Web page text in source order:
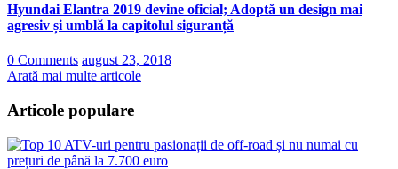
Hyundai Elantra 2019 devine oficial; Adoptă un design mai
agresiv și umblă la capitolul siguranță
0 Comments august 23, 2018
Arată mai multe articole
Articole populare